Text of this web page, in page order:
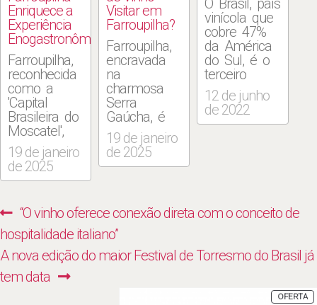
Enriquece a
Experiência
Enogastronômica?
Farroupilha,
reconhecida
como a
'Capital
Brasileira do
Moscatel',
oferece
muito mais
do que
cidade, com
suas
tradições
enraizadas,
revela como
a
19 de janeiro
de 2025
Visitar em
Farroupilha?
Farroupilha,
encravada
na
charmosa
Serra
Gaúcha, é
um
verdadeiro
paraíso para
explora os
destinos
vinícolas
imperdíveis
19 de janeiro
de 2025
O Brasil, país
vinícola que
cobre 47%
da América
do Sul, é o
terceiro
maior
produtor de
vinho do
entanto, a
produzidas
são uvas de
12 de junho
de 2022
Navegação
de
Post
Previous
post:
“O vinho oferece conexão direta com o conceito de
hospitalidade italiano”
Next
post:
A nova edição do maior Festival de Torresmo do Brasil já
tem data
OFERTA